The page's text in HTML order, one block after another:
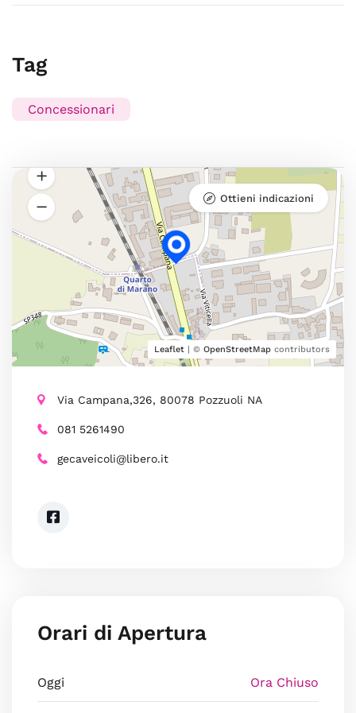
Tag
Concessionari
Leaflet | © OpenStreetMap contributors
Ottieni indicazioni
Via Campana,326, 80078 Pozzuoli NA
081 5261490
gecaveicoli@libero.it
Orari di Apertura
Oggi Ora Chiuso